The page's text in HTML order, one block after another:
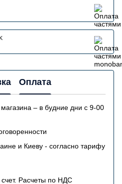
Оплата
– в будние дни с 9-00
и Киеву - согласно тарифу
Расчеты по НДС